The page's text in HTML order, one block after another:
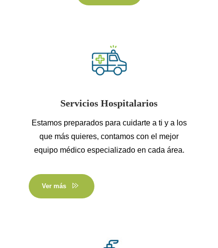
Servicios Hospitalarios
Estamos preparados para cuidarte a ti y a los
que más quieres, contamos con el mejor
equipo médico especializado en cada área.
Ver más